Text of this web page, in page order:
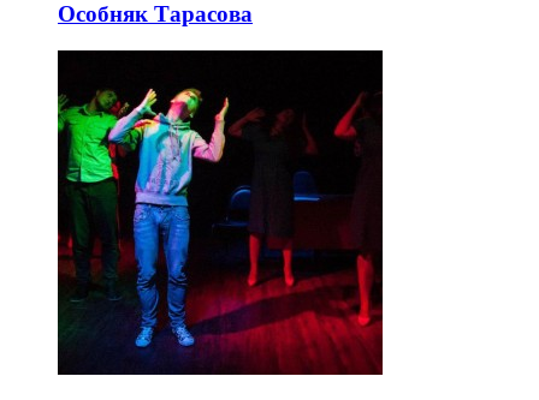
Особняк Тарасова